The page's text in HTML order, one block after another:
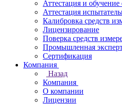
Аттестация и обучение
Аттестация
Калибровка средств
Лицензирование
Поверка средств
Промышленная
Сертификация
Компания
Назад
Компания
О компании
Лицензии